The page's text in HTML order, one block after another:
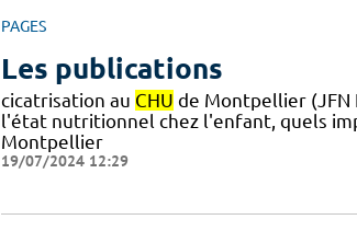
PAGES
Les publications
cicatrisation au CHU de Montpellier (JFN
l'état nutritionnel chez l'enfant, quels
Montpellier
19/07/2024 12:29